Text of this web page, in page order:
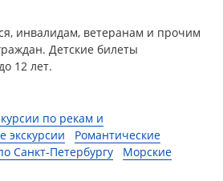
инвалидам, ветеранам и прочим
Детские билеты
12 лет.
по рекам и
экскурсии
Романтические
Санкт-Петербургу
Морские